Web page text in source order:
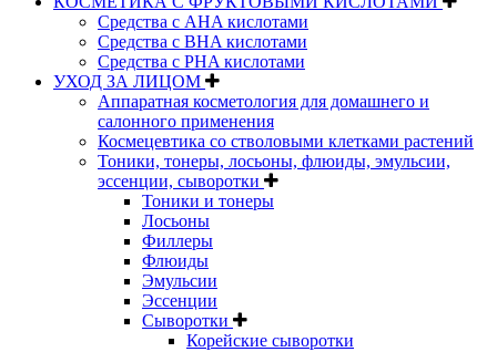
Средства с AHA кислотами
Средства с BHA кислотами
Средства с PHA кислотами
УХОД ЗА ЛИЦОМ
Аппаратная косметология для домашнего и
салонного применения
Космецевтика со стволовыми клетками растений
Тоники, тонеры, лосьоны, флюиды, эмульсии,
эссенции, сыворотки
Тоники и тонеры
Лосьоны
Филлеры
Флюиды
Эмульсии
Эссенции
Сыворотки
Корейские сыворотки